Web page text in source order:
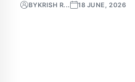
BYKRISH R... 18 JUNE, 2026